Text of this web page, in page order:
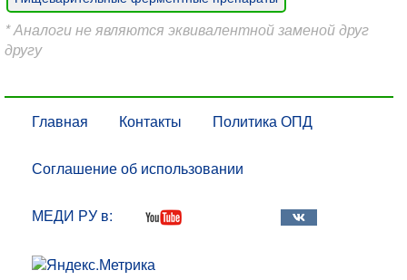
* Аналоги не являются эквивалентной заменой друг
другу
Главная Контакты Политика ОПД
Соглашение об использовании
МЕДИ РУ в: